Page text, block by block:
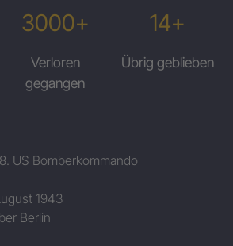
3000+
Verloren
gegangen
14+
Übrig geblieben
US Bomberkommando
1943
Berlin